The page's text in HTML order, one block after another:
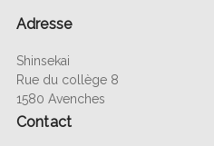
Adresse
Shinsekai
Rue du collège 8
1580 Avenches
Contact